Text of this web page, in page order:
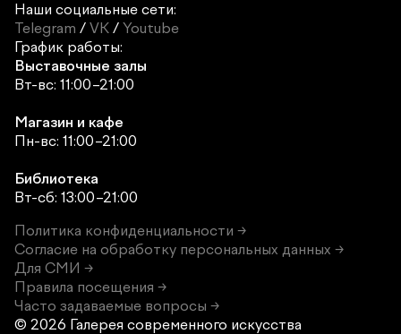
Наши социальные сети:
Telegram / VK / Youtube
График работы:
Выставочные залы
Вт-вс: 11:00–21:00
Магазин и кафе
Пн-вс: 11:00–21:00
Библиотека
Вт-сб: 13:00–21:00
Политика конфиденциальности →
Согласие на обработку персональных данных →
Для СМИ →
Правила посещения →
Часто задаваемые вопросы →
© 2026 Галерея современного искусства